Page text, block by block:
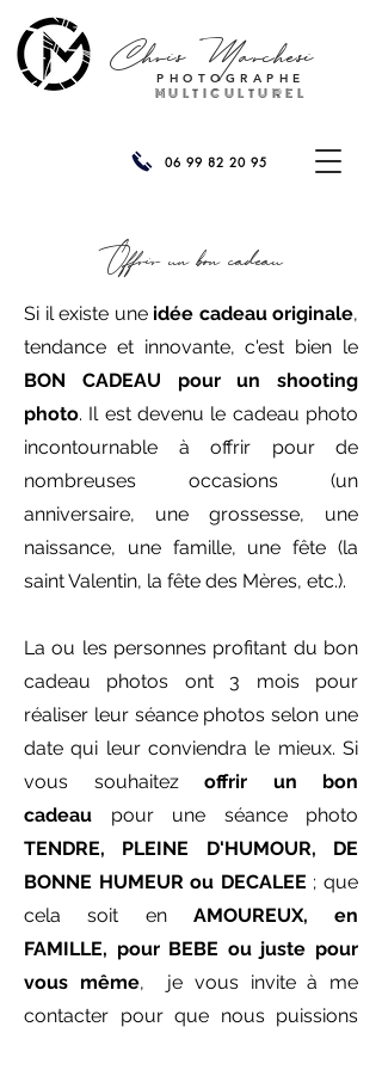
PHOTOGRAPHE
MULTICULTUREL
ChrisMarchesi
06 99 82 20 95
Offrir un bon cadeau
Si il existe uneidée cadeau originale,
tendance et innovante, c'est bien le
BON CADEAU pour un shooting
photo. Il est devenu le cadeau photo
incontournable à offrir pour de
nombreuses occasions (un
anniversaire, une grossesse, une
naissance, une famille, une fête (la
saint Valentin, la fête des Mères, etc.).
La ou les personnes profitant du bon
cadeau photos ont 3 mois pour
réaliser leur séance photos selon une
date qui leur conviendra le mieux. Si
vous souhaitez offrir un bon
cadeau pour une séance photo
TENDRE, PLEINE D'HUMOUR, DE
BONNE HUMEUR ou DECALEE ; que
cela soit en AMOUREUX, en
FAMILLE, pour BEBE ou juste pour
vous même, je vous invite à me
contacter pour que nous puissions